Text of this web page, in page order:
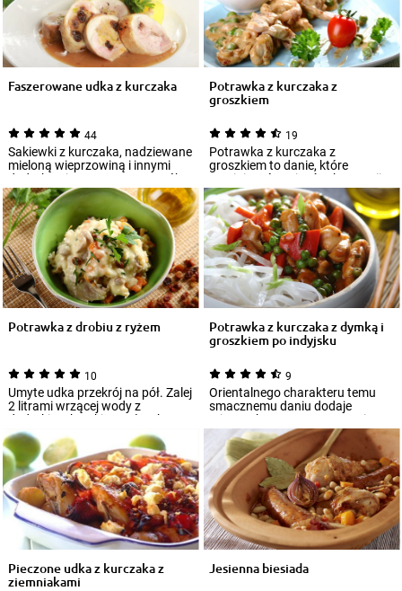
Faszerowane udka z kurczaka
44
Sakiewki z kurczaka, nadziewane
mieloną wieprzowiną i innymi
dodatkami, to smaczny sposób
na poda...
Potrawka z kurczaka z
groszkiem
19
Potrawka z kurczaka z
groszkiem to danie, które
powinieneś zapisać w kategorii
„ulubione” w swoic...
Potrawka z drobiu z ryżem
10
Umyte udka przekrój na pół. Zalej
2 litrami wrzącej wody z
dodatkiem kostki Rosołu z kury
Knorr...
Potrawka z kurczaka z dymką i
groszkiem po indyjsku
9
Orientalnego charakteru temu
smacznemu daniu dodaje
mieszanka przypraw. W sosie
wyczuć można kard...
Pieczone udka z kurczaka z
ziemniakami
Jesienna biesiada